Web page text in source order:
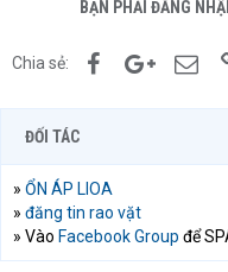
BẠN PHẢI ĐĂNG
Chia sẻ: FacebookGoogle+
ĐỐI TÁC
» ỔN ÁP LIOA
» đăng tin rao vặt
» Vào Facebook Group để